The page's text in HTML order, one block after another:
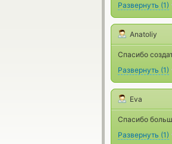
Развернуть (1)
Anatoliy
Спасибо
Развернуть (1)
Eva
Спасибо
Развернуть (1)